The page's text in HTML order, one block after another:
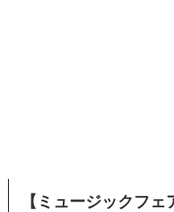
【ミュージックフ